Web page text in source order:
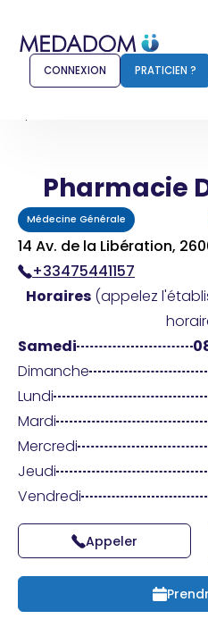
Comment ça marche
Pour les patients
Pharmacien
CONNEXION PRATICIEN ?
Pharmacie
Médecine Générale
14 Av. de la Libération,
+33475441157
Horaires (appelez
Samedi
Dimanche
Lundi
Mardi
Mercredi
Jeudi
Vendredi
Appeler